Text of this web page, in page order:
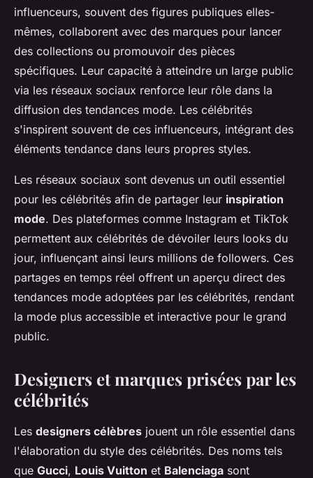
influenceurs, souvent des figures publiques elles-
mêmes, collaborent avec des marques pour lancer
des collections ou promouvoir des pièces
spécifiques. Leur capacité à atteindre un large public
via les réseaux sociaux renforce leur rôle dans la
diffusion des tendances mode. Les célébrités
s'inspirent souvent de ces influenceurs, intégrant des
éléments tendance dans leurs propres styles.
Les réseaux sociaux sont devenus un outil essentiel
pour les célébrités afin de partager leur inspiration
mode. Des plateformes comme Instagram et TikTok
permettent aux célébrités de dévoiler leurs looks du
jour, influençant ainsi leurs millions de followers. Ces
partages en temps réel offrent un aperçu direct des
tendances mode adoptées par les célébrités, rendant
la mode plus accessible et interactive pour le grand
public.
Designers et marques prisées par les
célébrités
Les designers célèbres jouent un rôle essentiel dans
l'élaboration du style des célébrités. Des noms tels
que Gucci, Louis Vuitton et Balenciaga sont